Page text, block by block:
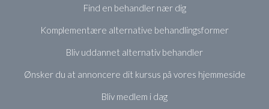
Find en behandler nær dig
Komplementære alternative behandlingsformer
Bliv uddannet alternativ behandler
Ønsker du at annoncere dit kursus på vores hjemmeside
Bliv medlem i dag